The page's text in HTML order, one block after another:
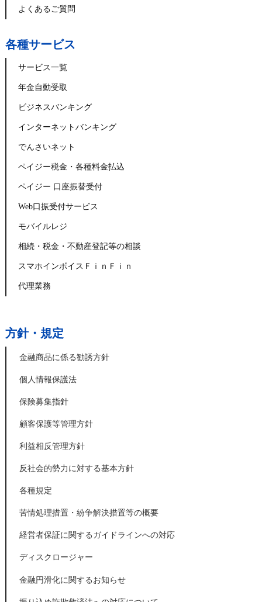
よくあるご質問
各種サービス
サービス一覧
年金自動受取
ビジネスバンキング
インターネットバンキング
でんさいネット
ペイジー税金・各種料金払込
ペイジー 口座振替受付
Web口振受付サービス
モバイルレジ
相続・税金・不動産登記等の相談
スマホインボイスＦｉｎＦｉｎ
代理業務
方針・規定
金融商品に係る勧誘方針
個人情報保護法
保険募集指針
顧客保護等管理方針
利益相反管理方針
反社会的勢力に対する基本方針
各種規定
苦情処理措置・紛争解決措置等の概要
経営者保証に関するガイドラインへの対応
ディスクロージャー
金融円滑化に関するお知らせ